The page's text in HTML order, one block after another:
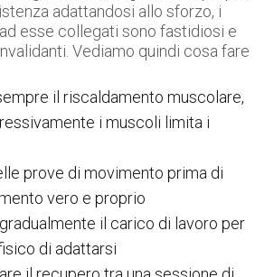
adattandosi allo sforzo, i
esse collegati sono fastidiosi e
Vediamo quindi cosa fare
il riscaldamento muscolare,
i muscoli limita i
prove di movimento prima di
vero e proprio
il carico di lavoro per
di adattarsi